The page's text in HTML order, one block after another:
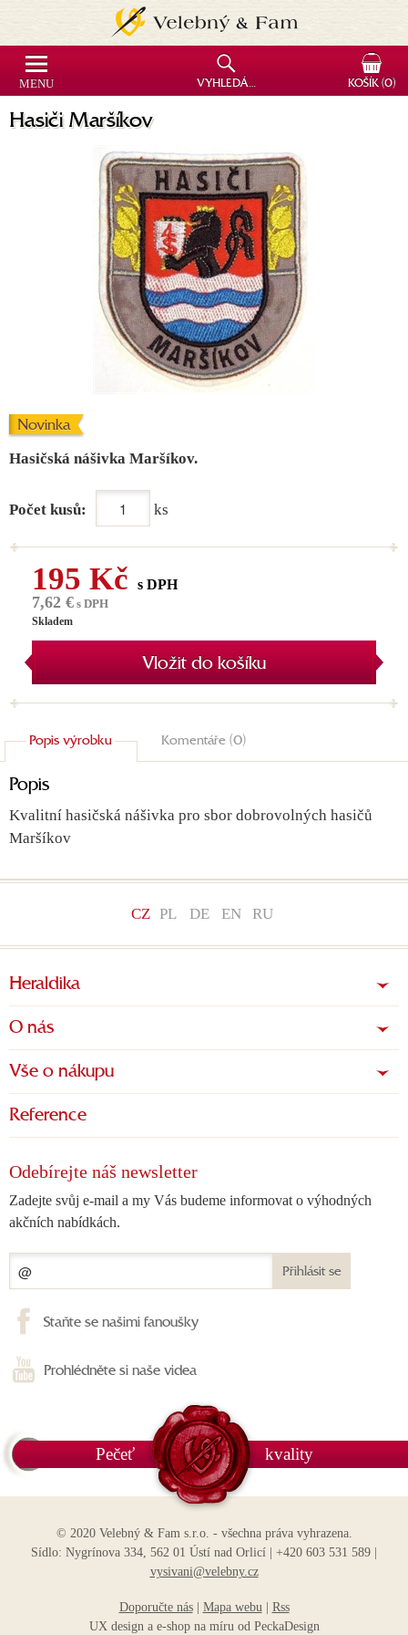
Hasiči Maršíkov
Novinka
Hasičská nášivka Maršíkov.
Počet kusů: ks
195 Kč s DPH
7,62 € s DPH
Skladem
Vložit do košíku
Popis výrobku Komentáře (0)
Popis
Kvalitní hasičská nášivka pro sbor dobrovolných hasičů
Maršíkov
CZ PL DE EN RU
Heraldika
O nás
Vše o nákupu
Reference
Odebírejte náš newsletter
Zadejte svůj e-mail a my Vás budeme informovat o výhodných
akčních nabídkách.
Přihlásit se
Staňte se našimi fanoušky
Prohlédněte si naše videa
Pečeť kvality
© 2020 Velebný & Fam s.r.o. - všechna práva vyhrazena.
Sídlo: Nygrínova 334, 562 01 Ústí nad Orlicí | +420 603 531 589 |
vysivani@velebny.cz
Doporučte nás| Mapa webu
Rss
UX design a e-shop na míru od PeckaDesign
MENU VYHLEDÁVÁNÍ KOŠÍK(0)